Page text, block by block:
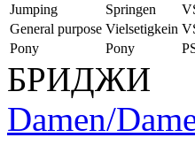
Jumping
Springen
General purpose Vielsetigkein
Pony
Pony
БРИДЖИ
Damen/